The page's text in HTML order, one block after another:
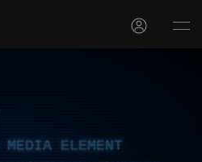
MEDIA ELEMENT